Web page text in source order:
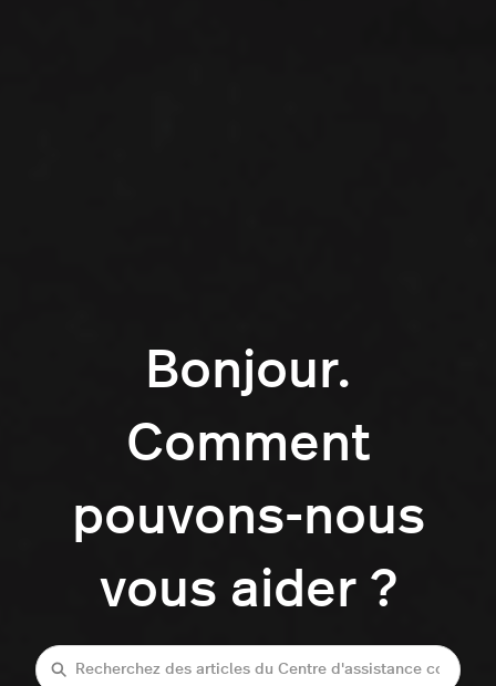
Bonjour.
Comment
pouvons-nous
vous aider ?
Recherche